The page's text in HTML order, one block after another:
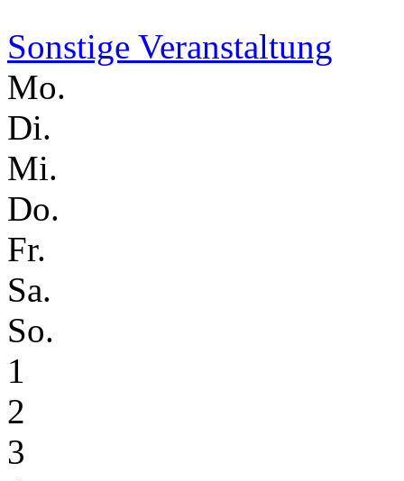
Sonstige Veranstaltung
Mo.
Di.
Mi.
Do.
Fr.
Sa.
So.
1
2
3